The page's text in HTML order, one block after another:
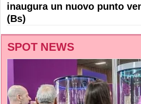
inaugura un nuovo punto
(Bs)
SPOT NEWS